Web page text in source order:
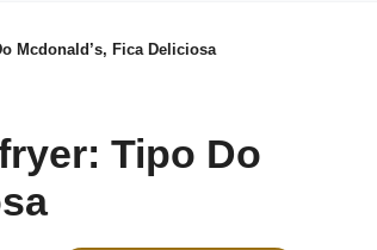
Mcdonald’s, Fica Deliciosa
Tipo Do